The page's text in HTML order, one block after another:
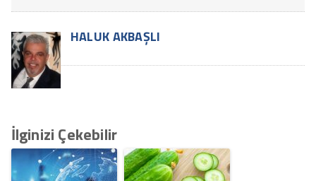
HALUK AKBAŞLI
İlginizi Çekebilir